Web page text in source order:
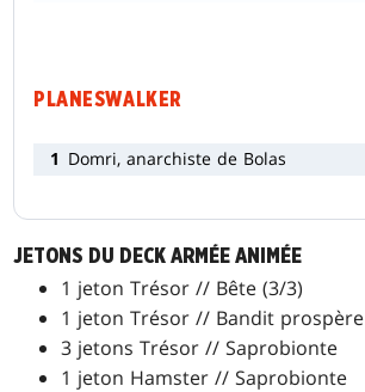
PLANESWALKER
1 Domri, anarchiste de Bolas
JETONS DU DECK ARMÉE ANIMÉE
1 jeton Trésor // Bête (3/3)
1 jeton Trésor // Bandit prospère
3 jetons Trésor // Saprobionte
1 jeton Hamster // Saprobionte